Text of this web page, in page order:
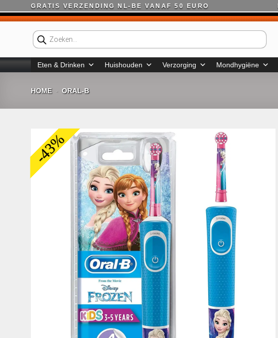
naar
GRATIS VERZENDING NL-BE VANAF 50 EURO
Producten
zoeken
Eten & Drinken Huishouden Verzorging Mondhygiëne
HOME - ORAL-B
-43%